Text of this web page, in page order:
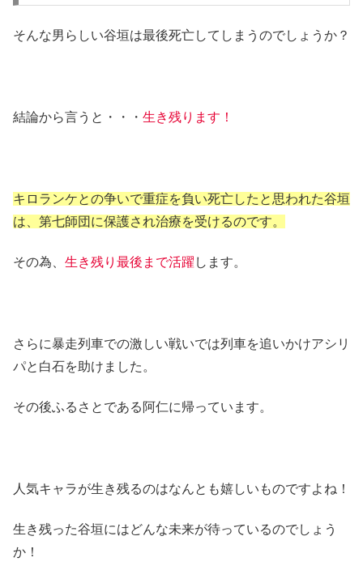
そんな男らしい谷垣は最後死亡してしまうのでしょうか？
結論から言うと・・・ 生き残ります！
キロランケとの争いで重症を負い死亡したと思われた谷垣
は、第七師団に保護され治療を受けるのです。
その為、 生き残り最後まで活躍 します。
さらに暴走列車での激しい戦いでは列車を追いかけアシリ
パと白石を助けました。
その後ふるさとである阿仁に帰っています。
人気キャラが生き残るのはなんとも嬉しいものですよね！
生き残った谷垣にはどんな未来が待っているのでしょう
か！